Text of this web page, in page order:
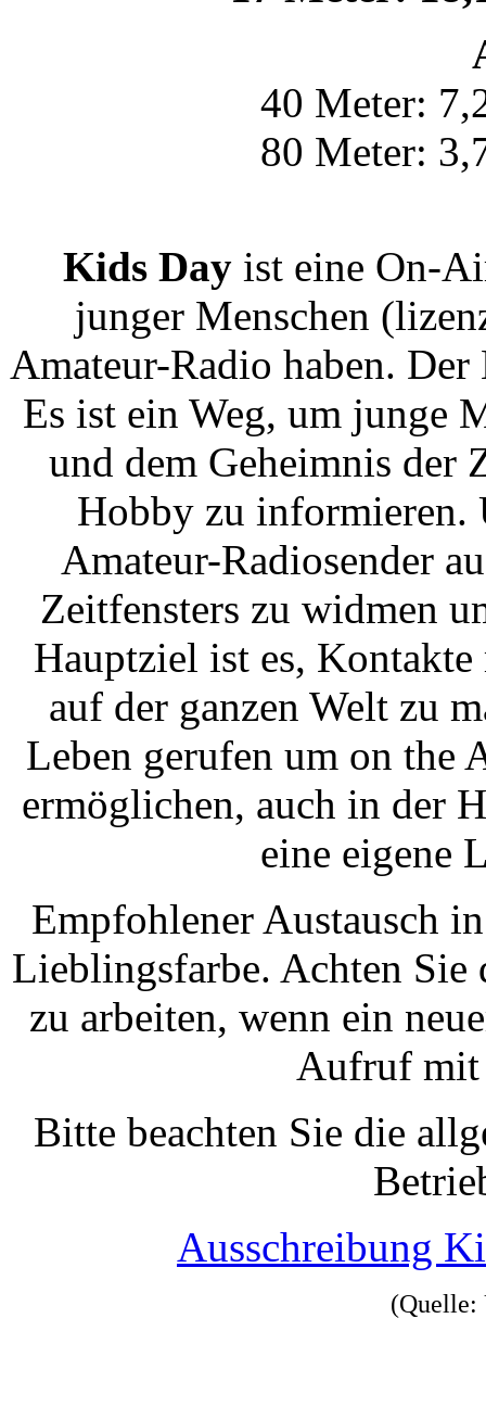
40 Meter:
80 Meter:
Kids Day ist eine On-
junger Menschen
Amateur-Radio haben.
Es ist ein Weg, um junge
und dem Geheimnis der
Hobby zu informieren.
Amateur-Radiosender
Zeitfensters zu widmen
Hauptziel ist es,
auf der ganzen Welt zu
Leben gerufen um on the
ermöglichen, auch in der
eine eigene
Empfohlener Austausch
Lieblingsfarbe. Achten Sie
zu arbeiten, wenn ein
Aufruf
Bitte beachten Sie die
Ausschreibung
(Quelle: